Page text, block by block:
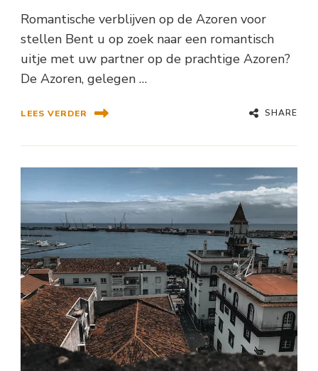
Romantische verblijven op de Azoren voor
stellen Bent u op zoek naar een romantisch
uitje met uw partner op de prachtige Azoren?
De Azoren, gelegen …
LEES VERDER SHARE